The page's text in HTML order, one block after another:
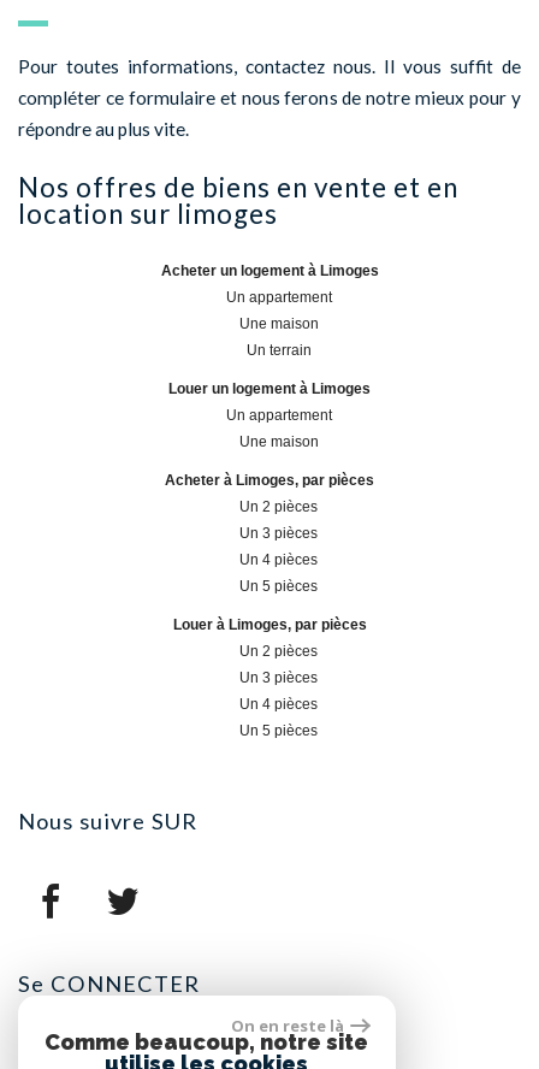
Pour toutes informations, contactez nous. Il vous suffit de
compléter ce formulaire et nous ferons de notre mieux pour y
répondre au plus vite.
nos offres de biens en vente et en
location sur limoges
Acheter un logement à Limoges
Un appartement
Une maison
Un terrain
Louer un logement à Limoges
Un appartement
Une maison
Acheter à Limoges, par pièces
Un 2 pièces
Un 3 pièces
Un 4 pièces
Un 5 pièces
Louer à Limoges, par pièces
Un 2 pièces
Un 3 pièces
Un 4 pièces
Un 5 pièces
nous suivre SUR
se CONNECTER
Espace propriétaires
On en reste là
Comme beaucoup, notre site
utilise les cookies